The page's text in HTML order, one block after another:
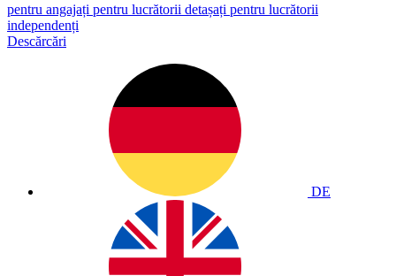
pentru angajați pentru lucrătorii detașați pentru lucrătorii
independenți
Descărcări
DE